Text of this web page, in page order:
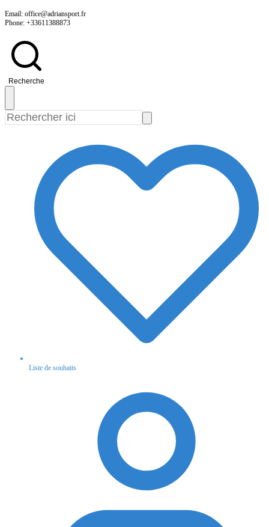
Skip
to
Email: office@adriansport.fr
Phone: +33611388873
Recherche
Liste de souhaits